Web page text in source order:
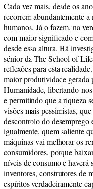
Cada vez mais, desde os
recorrem abundantemente
humanos, Já o fazem, na
com maior significado e
desde essa altura. Há
sénior da The School of
reflexões para esta
maior produtividade gerada
Humanidade, libertando-
e permitindo que a riqueza
visões mais pessimistas,
descontrolo do desemprego
igualmente, quem saliente
máquinas vai melhorar os
consumidores, porque
níveis de consumo e haverá
inventores, construtores de
espíritos verdadeiramente